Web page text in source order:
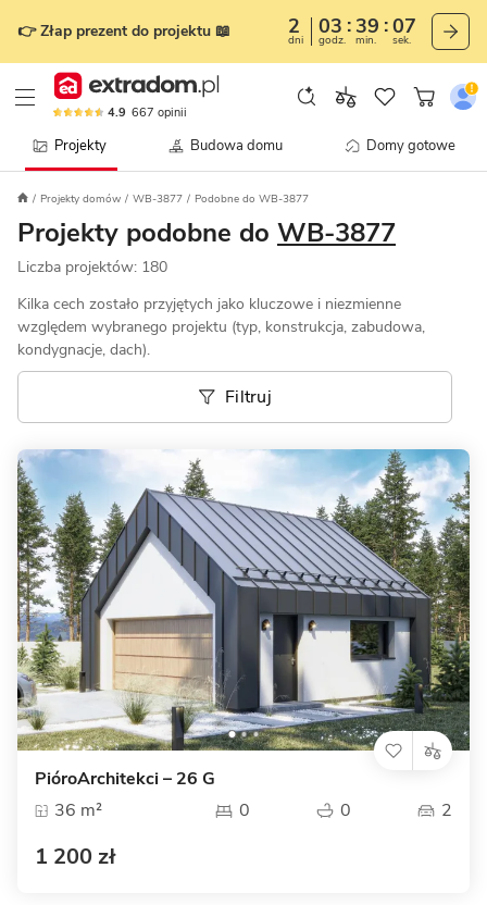
👉 Złap prezent do projektu 📖 2
dni
03
godz.
39
min.
05
sek.
4.9 667 opinii
Projekty Budowa domu Domy gotowe
Projekty domów WB-3877 Podobne do WB-3877
Projekty podobne do WB-3877
Liczba projektów: 180
Kilka cech zostało przyjętych jako kluczowe i niezmienne
względem wybranego projektu (typ, konstrukcja, zabudowa,
kondygnacje, dach).
Filtruj
PióroArchitekci – 26 G
36 m²
0 0 2
1 200 zł